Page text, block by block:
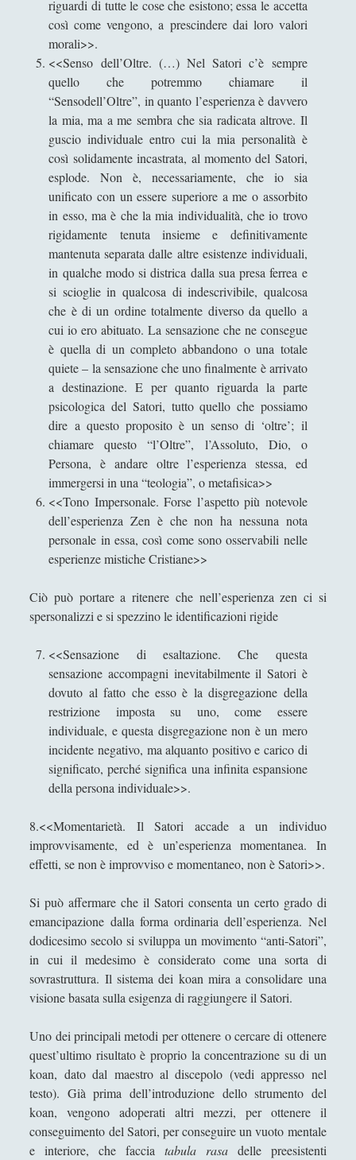
Economia
Filologia(4)
Geopolitica (11)
I percorsi di SF2.0 (7)
In edicola(1)
Interviste (70)
Itinerari(14)
Musica(14)
Scacchi(42)
Scoutismo(1)
Sicurezza e Relazioni Internazionali(14)
Storia della Letteratura
Utilità(12)
Venere in Cornice(43)
ARTICOLI PER AUTORE
Alberto Labellarte
Alessandro Giorgi
Andrea Bardazzi
Andrea Mereu
Andrea Zeppi
Brad Smith
Chiara Cozzi
Cosimo Meneguzzo
Danilo Mallò
Dario Maestripieri
Enrico Pili
Federica Mazzocchini
Francesco Margoni
Francesco Marigo
Gaetano Barbella
Giacomo Carrus
Giada Salvati
Giangiuseppe Pili
Giorgio Della Rocca
riguardi di tutte le cose che esistono; essa le accetta
così come vengono, a prescindere dai loro valori
morali>>.
<<Senso dell’Oltre. (…) Nel Satori c’è sempre
quello che potremmo chiamare il
“Sensodell’Oltre”, in quanto l’esperienza è davvero
la mia, ma a me sembra che sia radicata altrove. Il
guscio individuale entro cui la mia personalità è
così solidamente incastrata, al momento del Satori,
esplode. Non è, necessariamente, che io sia
unificato con un essere superiore a me o assorbito
in esso, ma è che la mia individualità, che io trovo
rigidamente tenuta insieme e definitivamente
mantenuta separata dalle altre esistenze individuali,
in qualche modo si districa dalla sua presa ferrea e
si scioglie in qualcosa di indescrivibile, qualcosa
che è di un ordine totalmente diverso da quello a
cui io ero abituato. La sensazione che ne consegue
è quella di un completo abbandono o una totale
quiete – la sensazione che uno finalmente è arrivato
a destinazione. E per quanto riguarda la parte
psicologica del Satori, tutto quello che possiamo
dire a questo proposito è un senso di ‘oltre’; il
chiamare questo “l’Oltre”, l’Assoluto, Dio, o
Persona, è andare oltre l’esperienza stessa, ed
immergersi in una “teologia”, o metafisica>>
<<Tono Impersonale. Forse l’aspetto più notevole
dell’esperienza Zen è che non ha nessuna nota
personale in essa, così come sono osservabili nelle
esperienze mistiche Cristiane>>
Ciò può portare a ritenere che nell’esperienza zen ci si
spersonalizzi e si spezzino le identificazioni rigide
<<Sensazione di esaltazione. Che questa
sensazione accompagni inevitabilmente il Satori è
dovuto al fatto che esso è la disgregazione della
restrizione imposta su uno, come essere
individuale, e questa disgregazione non è un mero
incidente negativo, ma alquanto positivo e carico di
significato, perché significa una infinita espansione
della persona individuale>>.
8.<<Momentarietà. Il Satori accade a un individuo
improvvisamente, ed è un’esperienza momentanea. In
effetti, se non è improvviso e momentaneo, non è Satori>>.
Si può affermare che il Satori consenta un certo grado di
emancipazione dalla forma ordinaria dell’esperienza. Nel
dodicesimo secolo si sviluppa un movimento “anti-Satori”,
in cui il medesimo è considerato come una sorta di
sovrastruttura. Il sistema dei koan mira a consolidare una
visione basata sulla esigenza di raggiungere il Satori.
Uno dei principali metodi per ottenere o cercare di ottenere
quest’ultimo risultato è proprio la concentrazione su di un
koan, dato dal maestro al discepolo (vedi appresso nel
testo). Già prima dell’introduzione dello strumento del
koan, vengono adoperati altri mezzi, per ottenere il
conseguimento del Satori, per conseguire un vuoto mentale
e interiore, che faccia tabula rasadelle preesistenti